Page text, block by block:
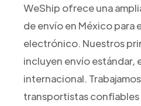
WeShip ofrece una
de envío en México para
electrónico. Nuestros
incluyen envío estándar,
internacional.
transportistas confiables